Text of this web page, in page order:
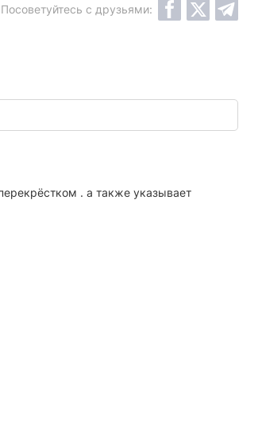
Посоветуйтесь с друзьями:
. а также указывает